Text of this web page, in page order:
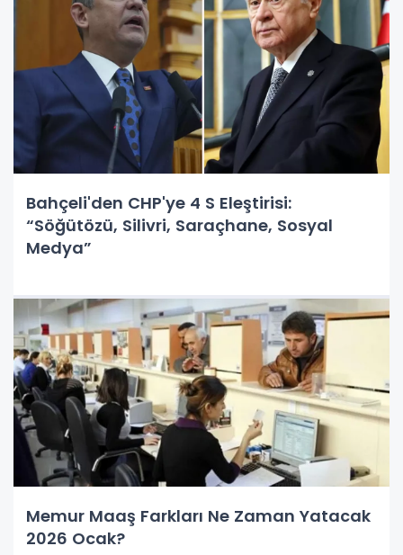
Bahçeli'den CHP'ye 4 S Eleştirisi:
“Söğütözü, Silivri, Saraçhane, Sosyal
Medya”
Memur Maaş Farkları Ne Zaman Yatacak
2026 Ocak?